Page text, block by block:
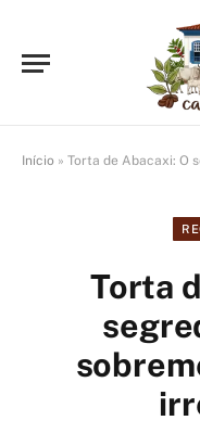
Início » Torta de Abacaxi: O
Torta